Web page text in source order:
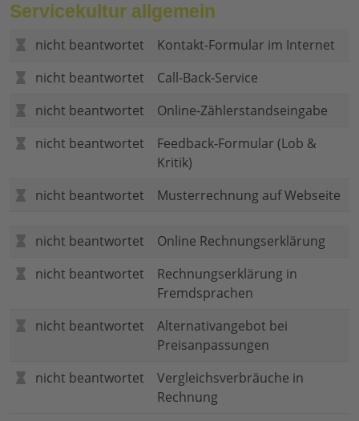
Servicekultur allgemein
nicht beantwortet
Kontakt-Formular im Internet
nicht beantwortet
Call-Back-Service
nicht beantwortet
Online-Zählerstandseingabe
nicht beantwortet
Feedback-Formular (Lob &
Kritik)
nicht beantwortet
Musterrechnung auf Webseite
nicht beantwortet
Online Rechnungserklärung
nicht beantwortet
Rechnungserklärung in
Fremdsprachen
nicht beantwortet
Alternativangebot bei
Preisanpassungen
nicht beantwortet
Vergleichsverbräuche in
Rechnung